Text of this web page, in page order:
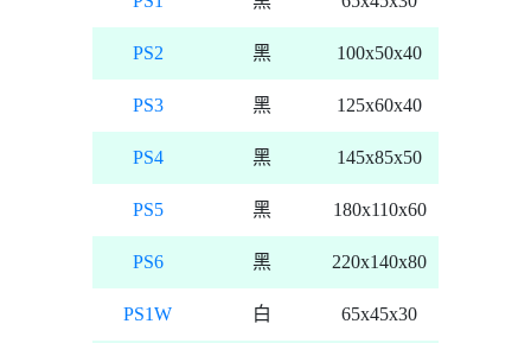
PS2 黑 100x50x40
PS3 黑 125x60x40
PS4 黑 145x85x50
PS5 黑 180x110x60
PS6 黑 220x140x80
PS1W 白 65x45x30